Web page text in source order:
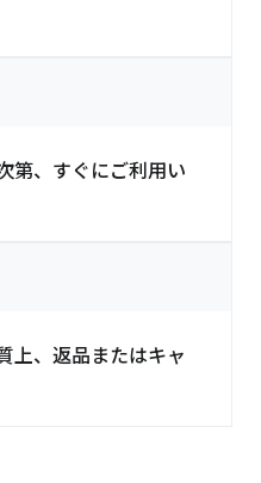
第、すぐにご利用い
上、返品またはキャ